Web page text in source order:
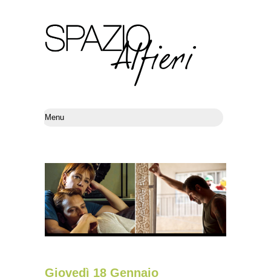
Giovedì 18 Gennaio